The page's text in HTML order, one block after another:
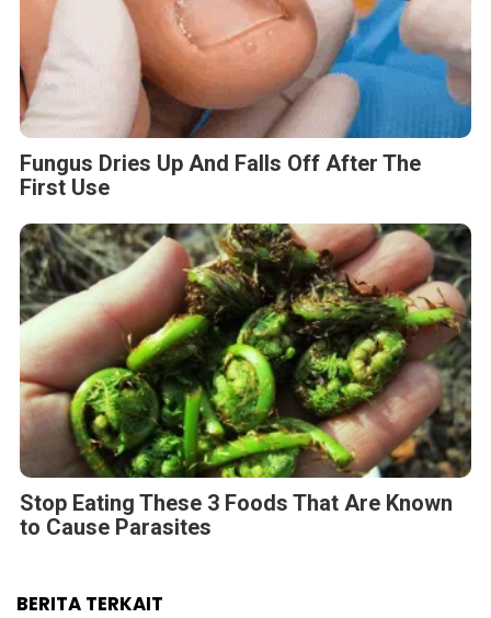
Fungus Dries Up And Falls Off After The
First Use
Stop Eating These 3 Foods That Are Known
to Cause Parasites
BERITA TERKAIT